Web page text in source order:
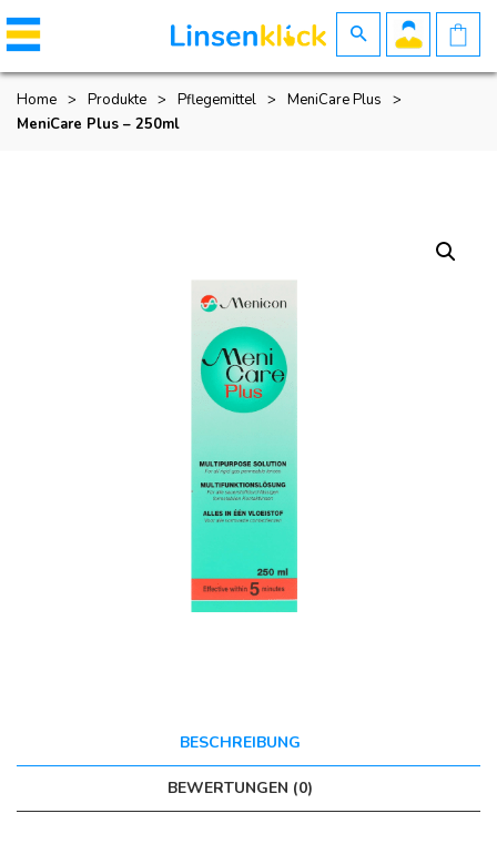
Home > Produkte > Pflegemittel > MeniCare Plus
>
MeniCare Plus – 250ml
BESCHREIBUNG
BEWERTUNGEN (0)